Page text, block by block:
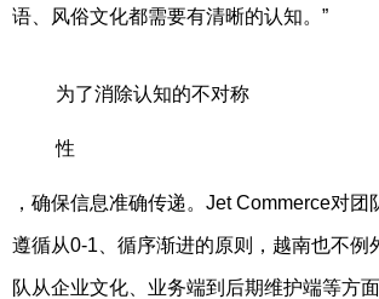
语、风俗文化都需要有清晰的认知。”
为了消除认知的不对称
性
，确保信息准确传递。Jet Commerce对团
遵循从0-1、循序渐进的原则，越南也不例
队从企业文化、业务端到后期维护端等方